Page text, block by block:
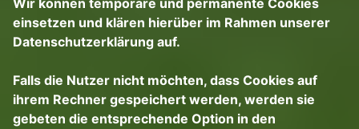
Wir können temporäre und permanente Cookies
einsetzen und klären hierüber im Rahmen unserer
Datenschutzerklärung auf.
Falls die Nutzer nicht möchten, dass Cookies auf
ihrem Rechner gespeichert werden, werden sie
gebeten die entsprechende Option in den